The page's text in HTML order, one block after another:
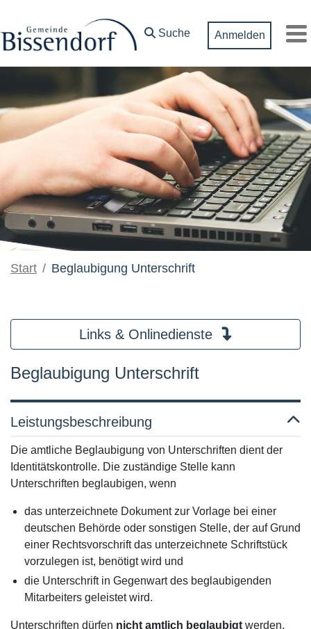
Suche Anmelden
Start Beglaubigung Unterschrift
Links & Onlinedienste
Beglaubigung Unterschrift
Leistungsbeschreibung
Die amtliche Beglaubigung von Unterschriften dient der
Identitätskontrolle. Die zuständige Stelle kann
Unterschriften beglaubigen, wenn
das unterzeichnete Dokument zur Vorlage bei einer
deutschen Behörde oder sonstigen Stelle, der auf Grund
einer Rechtsvorschrift das unterzeichnete Schriftstück
vorzulegen ist, benötigt wird und
die Unterschrift in Gegenwart des beglaubigenden
Mitarbeiters geleistet wird.
Unterschriften dürfen nicht amtlich beglaubigt werden,